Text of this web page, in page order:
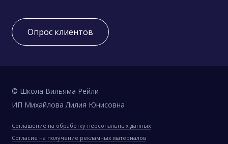
Опрос клиентов
© Школа Вильяма Рейли
ИП Михайлова Лилия Юнисовна
Соглашение на обработку персональных данных
Согласие на получение рекламных материалов